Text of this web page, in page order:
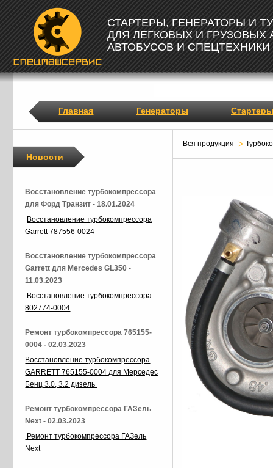
СТАРТЕРЫ, ГЕНЕРАТОРЫ И
ДЛЯ ЛЕГКОВЫХ И ГРУЗОВЫХ
АВТОБУСОВ И СПЕЦТЕХНИКИ
Главная Генераторы Стартеры
Вся продукция
Новости
Восстановление турбокомпрессора
для Форд Транзит - 18.01.2024
Восстановление турбокомпрессора
Garrett 787556-0024
Восстановление турбокомпрессора
Garrett для Mercedes GL350 -
11.03.2023
Восстановление турбокомпрессора
802774-0004
Ремонт турбокомпрессора 765155-
0004 - 02.03.2023
Восстановление турбокомпрессора
GARRETT 765155-0004 для Мерседес
Бенц 3.0, 3.2 дизель
Ремонт турбокомпрессора ГАЗель
Next - 02.03.2023
Ремонт турбокомпрессора ГАЗель
Next